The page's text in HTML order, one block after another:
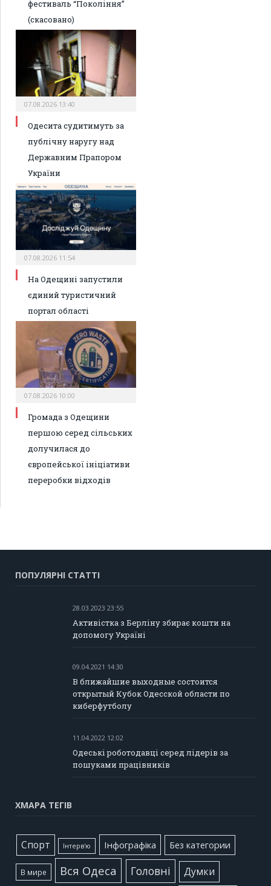
фестиваль “Покоління”
(скасовано)
07.08.2026 13:40
Одесита судитимуть за
публічну наругу над
Державним Прапором
України
07.08.2026 11:54
На Одещині запустили
єдиний туристичний
портал області
07.08.2026 10:00
Громада з Одещини
першою серед сільських
долучилася до
європейської ініціативи
переробки відходів
ПОПУЛЯРНІ СТАТТІ
28.03.2023 23:55
Активістка з Берліну збирає кошти на
допомогу Україні
09.04.2021 14:30
В ближайшие выходные состоится
открытый Кубок Одесской области по
киберфутболу
11.04.2022 12:02
Одеські роботодавці серед лідерів за
пошуками працівників
ХМАРА ТЕГІВ
Cпорт Інтерв'ю Інфографіка Без категории
В мире Вся Одеса Головні Думки